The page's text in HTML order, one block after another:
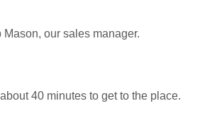
our sales manager.
40 minutes to get to the place.